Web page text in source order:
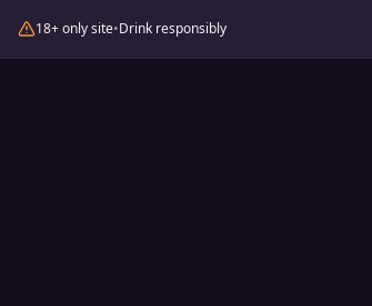
18+ only site•Drink responsibly